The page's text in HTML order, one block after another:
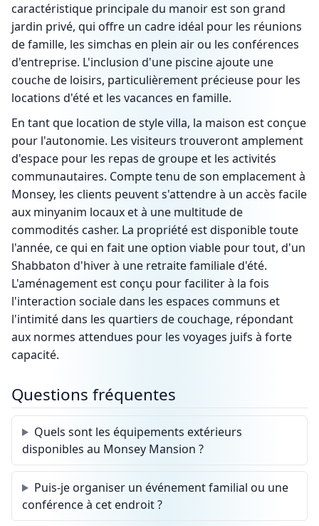
caractéristique principale du manoir est son grand
jardin privé, qui offre un cadre idéal pour les réunions
de famille, les simchas en plein air ou les conférences
d'entreprise. L'inclusion d'une piscine ajoute une
couche de loisirs, particulièrement précieuse pour les
locations d'été et les vacances en famille.
En tant que location de style villa, la maison est conçue
pour l'autonomie. Les visiteurs trouveront amplement
d'espace pour les repas de groupe et les activités
communautaires. Compte tenu de son emplacement à
Monsey, les clients peuvent s'attendre à un accès facile
aux minyanim locaux et à une multitude de
commodités casher. La propriété est disponible toute
l'année, ce qui en fait une option viable pour tout, d'un
Shabbaton d'hiver à une retraite familiale d'été.
L'aménagement est conçu pour faciliter à la fois
l'interaction sociale dans les espaces communs et
l'intimité dans les quartiers de couchage, répondant
aux normes attendues pour les voyages juifs à forte
capacité.
Questions fréquentes
Quels sont les équipements extérieurs
disponibles au Monsey Mansion ?
Puis-je organiser un événement familial ou une
conférence à cet endroit ?